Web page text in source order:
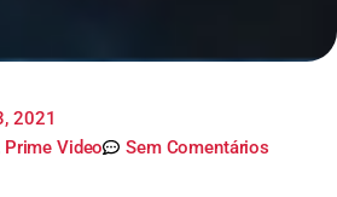
2021
Prime Video Sem Comentários